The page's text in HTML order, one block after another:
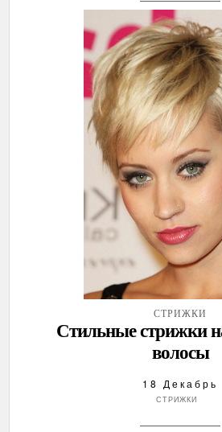
СТРИЖКИ
Стильные стрижки
волосы
18 Декабрь
СТРИЖКИ